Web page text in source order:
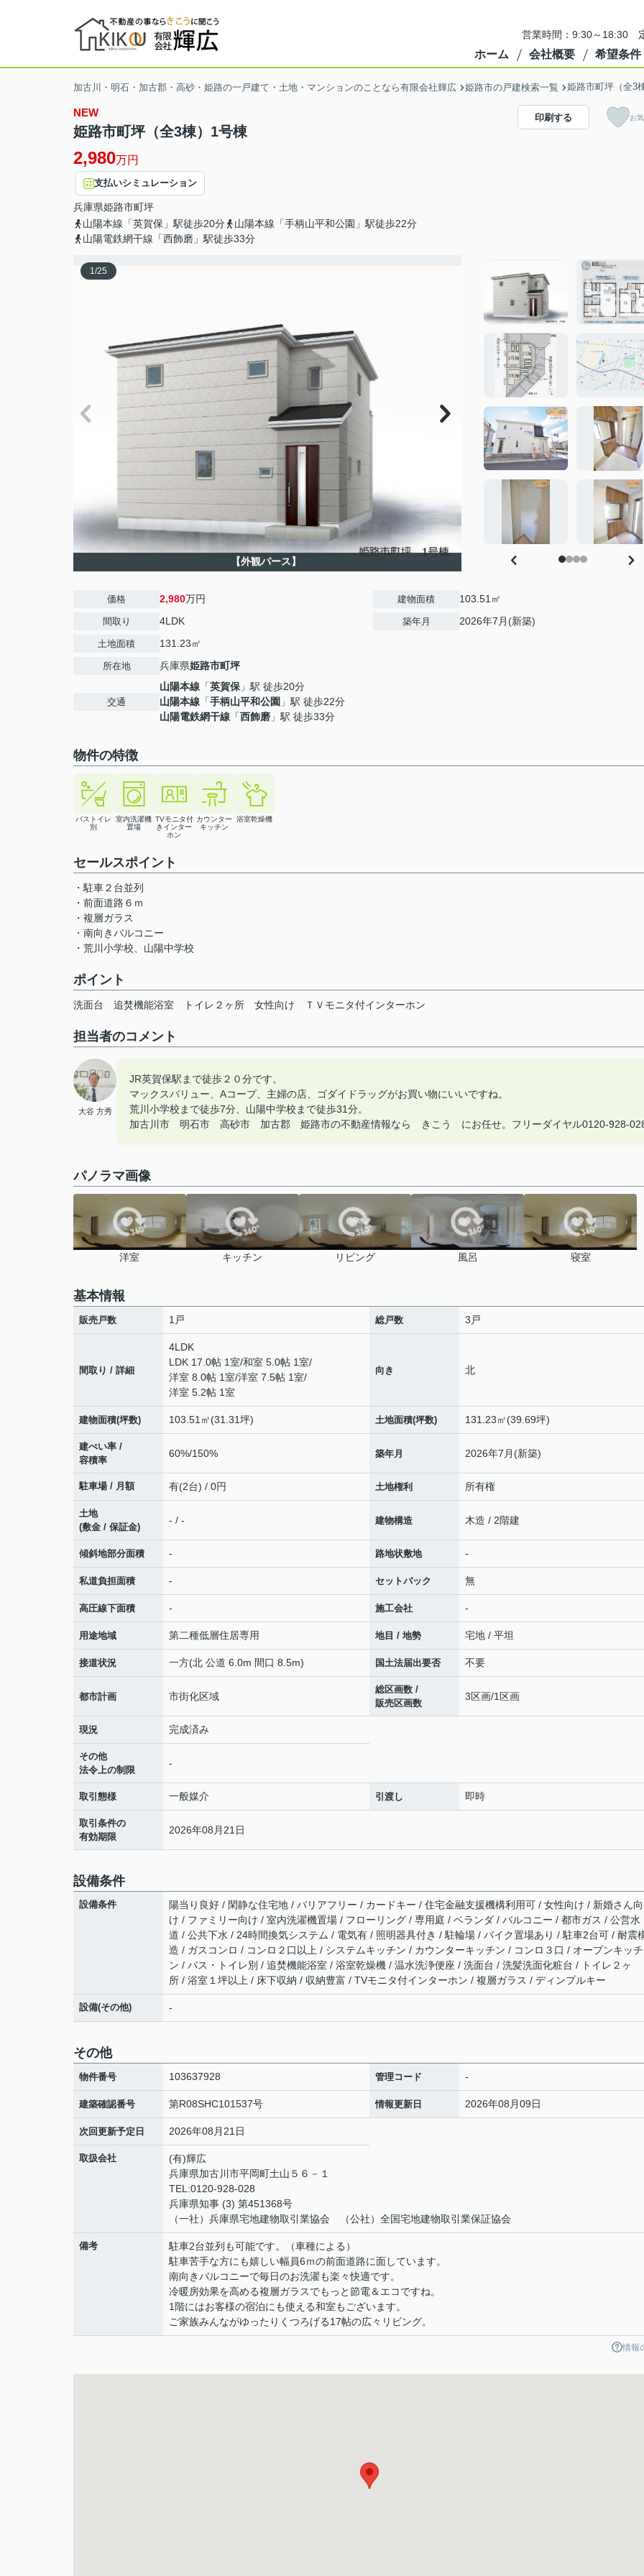
営業時間：9:30～18:30
ホーム 会社概要 希望条件
加古川・明石・加古郡・高砂・姫路の一戸建て・土地・マンションのことなら有限会社輝広 姫路市の戸建検索一覧 姫路市町坪（全3
NEW
姫路市町坪（全3棟）1号棟
2,980万円
支払いシミュレーション
兵庫県姫路市町坪
山陽本線「英賀保」駅徒歩20分
山陽本線「手柄山平和公園」駅徒歩22分
山陽電鉄網干線「西飾磨」駅徒歩33分
印刷する お
1/25
【外観パース】
価格 2,980万円
間取り 4LDK
土地面積 131.23㎡
所在地 兵庫県姫路市町坪
交通
山陽本線 「英賀保 」駅 徒歩20分
山陽本線 「手柄山平和公園 」駅 徒歩22分
山陽電鉄網干線 「西飾磨 」駅 徒歩33分
建物面積 103.51㎡
築年月 2026年7月(新築)
物件の特徴
バストイレ
別
室内洗濯機
置場
TVモニタ付
きインター
ホン
カウンター
キッチン
浴室乾燥機
セールスポイント
・駐車２台並列
・前面道路６ｍ
・複層ガラス
・南向きバルコニー
・荒川小学校、山陽中学校
ポイント
洗面台 追焚機能浴室 トイレ２ヶ所 女性向け ＴＶモニタ付インターホン
担当者のコメント
大谷 方秀
JR英賀保駅まで徒歩２０分です。
マックスバリュー、Aコープ、主婦の店、ゴダイドラッグがお買い物にいいですね。
荒川小学校まで徒歩7分、山陽中学校まで徒歩31分。
加古川市 明石市 高砂市 加古郡 姫路市の不動産情報なら きこう にお任せ。フリーダイヤル0120-928-
パノラマ画像
洋室 キッチン リビング 風呂 寝室
基本情報
販売戸数 1戸 総戸数 3戸
間取り / 詳細
4LDK
LDK 17.0帖 1室/和室 5.0帖 1室/
洋室 8.0帖 1室/洋室 7.5帖 1室/
洋室 5.2帖 1室
向き 北
建物面積(坪数) 103.51㎡(31.31坪) 土地面積(坪数) 131.23㎡(39.69坪)
建ぺい率 /
容積率
60%/150% 築年月 2026年7月(新築)
駐車場 / 月額 有(2台) / 0円 土地権利 所有権
土地
(敷金 / 保証金)
- / - 建物構造 木造 / 2階建
傾斜地部分面積 - 路地状敷地 -
私道負担面積 - セットバック 無
高圧線下面積 - 施工会社 -
用途地域 第二種低層住居専用 地目 / 地勢 宅地 / 平坦
接道状況 一方(北 公道 6.0m 間口 8.5m) 国土法届出要否 不要
都市計画 市街化区域
総区画数 /
販売区画数
3区画/1区画
現況 完成済み
その他
法令上の制限
-
取引態様 一般媒介 引渡し 即時
取引条件の
有効期限
2026年08月21日
設備条件
設備条件
陽当り良好 / 閑静な住宅地 / バリアフリー / カードキー / 住宅金融支援機構利用可 / 女性向け / 新婚さん向
け / ファミリー向け / 室内洗濯機置場 / フローリング / 専用庭 / ベランダ / バルコニー / 都市ガス / 公営水
道 / 公共下水 / 24時間換気システム / 電気有 / 照明器具付き / 駐輪場 / バイク置場あり / 駐車2台可 / 耐震
造 / ガスコンロ / コンロ２口以上 / システムキッチン / カウンターキッチン / コンロ３口 / オープンキッチ
ン / バス・トイレ別 / 追焚機能浴室 / 浴室乾燥機 / 温水洗浄便座 / 洗面台 / 洗髪洗面化粧台 / トイレ２ヶ
所 / 浴室１坪以上 / 床下収納 / 収納豊富 / TVモニタ付インターホン / 複層ガラス / ディンプルキー
設備(その他) -
その他
物件番号 103637928 管理コード -
建築確認番号 第R08SHC101537号 情報更新日 2026年08月09日
次回更新予定日 2026年08月21日
取扱会社
(有)輝広
兵庫県加古川市平岡町土山５６－１
TEL:0120-928-028
兵庫県知事 (3) 第451368号
（一社）兵庫県宅地建物取引業協会 （公社）全国宅地建物取引業保証協会
備考
駐車2台並列も可能です。（車種による）
駐車苦手な方にも嬉しい幅員6ｍの前面道路に面しています。
南向きバルコニーで毎日のお洗濯も楽々快適です。
冷暖房効果を高める複層ガラスでもっと節電＆エコですね。
1階にはお客様の宿泊にも使える和室もございます。
ご家族みんながゆったりくつろげる17帖の広々リビング。
情報